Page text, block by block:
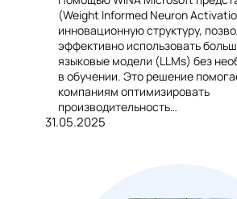
(Weight Informed Neuron
инновационную структуру,
эффективно использовать
языковые модели (LLMs) без
в обучении. Это решение
компаниям оптимизировать
производительность…
31.05.2025